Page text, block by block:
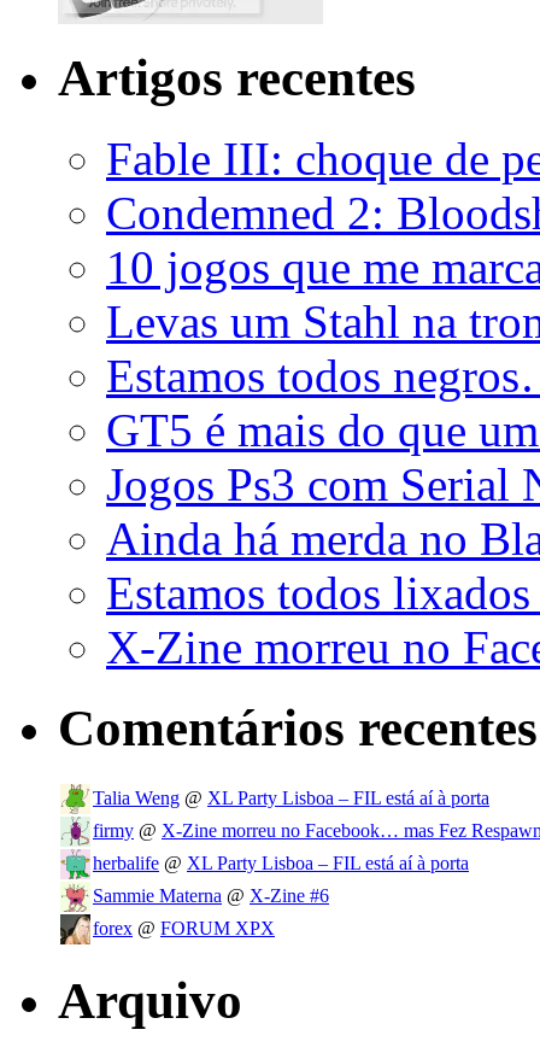
Artigos recentes
Fable III: choque de
Condemned 2:
10 jogos que me
Levas um Stahl na
Estamos todos
GT5 é mais do que
Jogos Ps3 com Serial
Ainda há merda no
Estamos todos
X-Zine morreu no
Comentários recentes
Talia Weng @ XL Party Lisboa – FIL está aí à porta
firmy @ X-Zine morreu no Facebook… mas Fez
herbalife @ XL Party Lisboa – FIL está aí à porta
Sammie Materna @ X-Zine #6
forex @ FORUM XPX
Arquivo